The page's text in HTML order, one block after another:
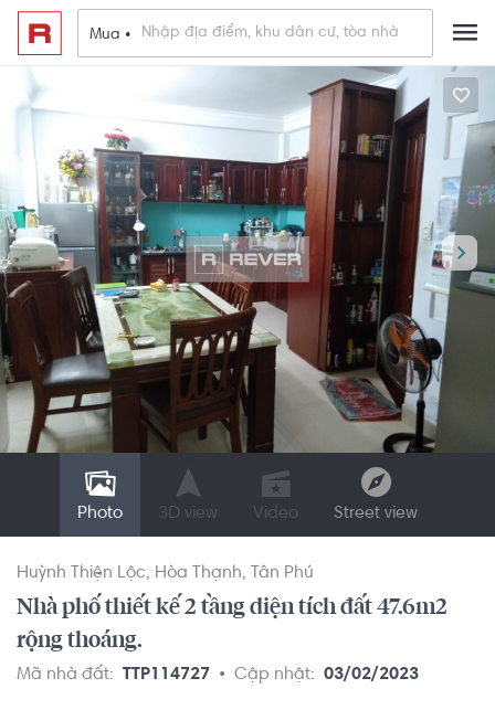
Mua •
Photo 3D view Video Street view
Huỳnh Thiện Lộc Hòa Thạnh Tân Phú
Nhà phố thiết kế 2 tầng diện tích đất 47.6m2
rộng thoáng.
Mã nhà đất: TTP114727 Cập nhật: 03/02/2023